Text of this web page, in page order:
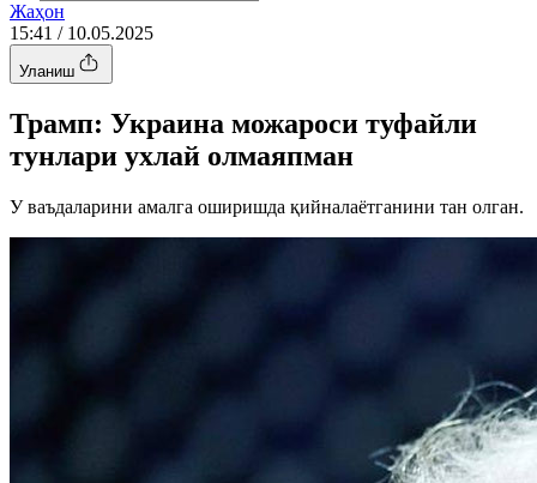
Жаҳон
15:41 / 10.05.2025
Уланиш
Трамп: Украина можароси туфайли
тунлари ухлай олмаяпман
У ваъдаларини амалга оширишда қийналаётганини тан олган.